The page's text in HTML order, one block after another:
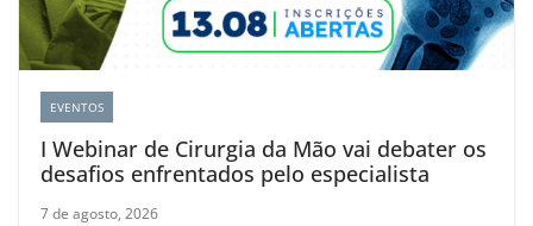
EVENTOS
I Webinar de Cirurgia da Mão vai debater os
desafios enfrentados pelo especialista
7 de agosto, 2026